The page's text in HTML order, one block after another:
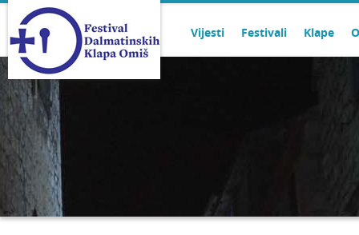
Vijesti Festivali Klape